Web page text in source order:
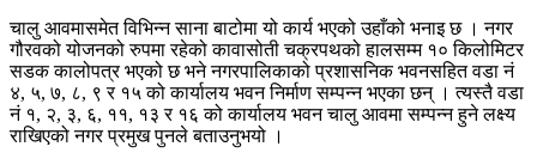
चालु आवमासमेत विभिन्न साना बाटोमा यो कार्य भएको उहाँको भनाइ छ । नगर
गौरवको योजनको रुपमा रहेको कावासोती चक्रपथको हालसम्म १० किलोमिटर
सडक कालोपत्र भएको छ भने नगरपालिकाको प्रशासनिक भवनसहित वडा नं
४, ५, ७, ८, ९ र १५ को कार्यालय भवन निर्माण सम्पन्न भएका छन् । त्यस्तै वडा
नं १, २, ३, ६, ११, १३ र १६ को कार्यालय भवन चालु आवमा सम्पन्न हुने लक्ष्य
राखिएको नगर प्रमुख पुनले बताउनुभयो ।